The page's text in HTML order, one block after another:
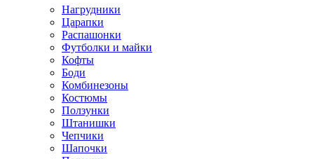
Нагрудники
Царапки
Распашонки
Футболки и майки
Кофты
Боди
Комбинезоны
Костюмы
Ползунки
Штанишки
Чепчики
Шапочки